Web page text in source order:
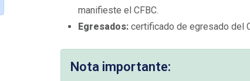
manifieste el CFBC.
Egresados: certificado de egresado del
Nota importante: